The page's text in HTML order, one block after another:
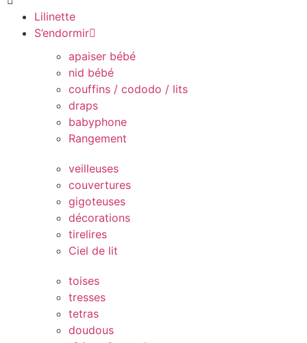
Lilinette
S’endormir
apaiser bébé
nid bébé
couffins / cododo / lits
draps
babyphone
Rangement
veilleuses
couvertures
gigoteuses
décorations
tirelires
Ciel de lit
toises
tresses
tetras
doudous